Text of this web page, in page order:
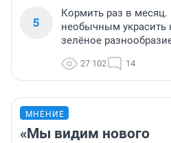
5
Кормить раз в
необычным украсить
зелёное
27 102 14
МНЕНИЕ
«Мы видим нового